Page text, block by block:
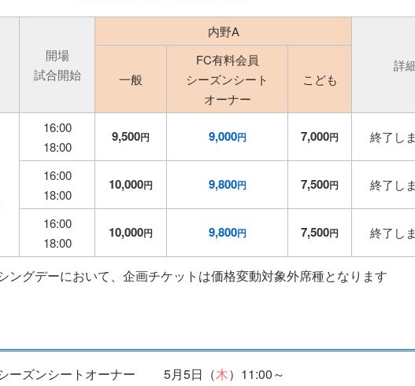
開場
試合開始
内野A
詳
一般
FC有料会員
シーズンシート
オーナー
こども
16:00
18:00
9,500円 9,000円 7,000円 終了し
16:00
18:00
10,000円 9,800円 7,500円 終了し
16:00
18:00
10,000円 9,800円 7,500円 終了し
ングデーにおいて、企画チケットは価格変動対象外席種となります
ーズンシートオーナー
5月5日（木）11:00～